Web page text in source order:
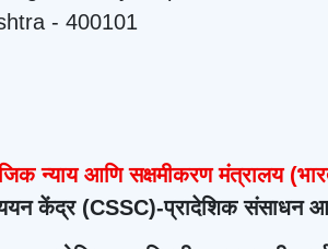
- 400101
न्याय आणि सक्षमीकरण मंत्रालय
केंद्र (CSSC)-प्रादेशिक संसाधन